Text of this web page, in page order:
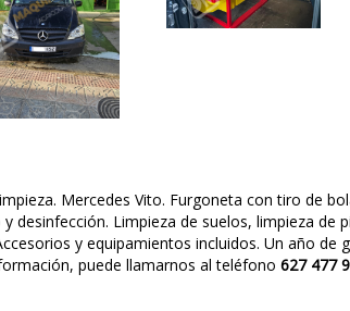
Mercedes Vito. Furgoneta con tiro de
desinfección. Limpieza de suelos, limpieza
y equipamientos incluidos. Un año
puede llamarnos al teléfono 627 477